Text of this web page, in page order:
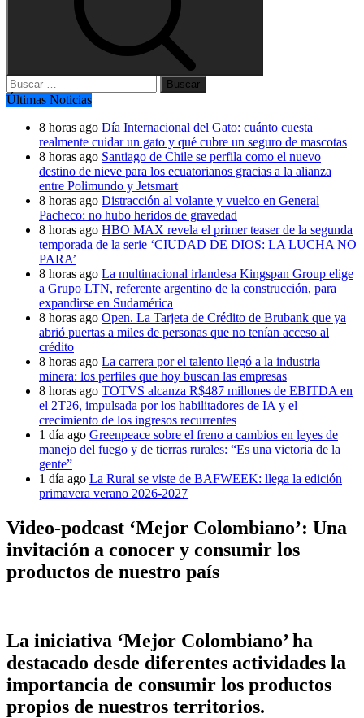
Buscar:
Últimas Noticias
8 horas ago Día Internacional del Gato: cuánto cuesta
realmente cuidar un gato y qué cubre un seguro de mascotas
8 horas ago Santiago de Chile se perfila como el nuevo
destino de nieve para los ecuatorianos gracias a la alianza
entre Polimundo y Jetsmart
8 horas ago Distracción al volante y vuelco en General
Pacheco: no hubo heridos de gravedad
8 horas ago HBO MAX revela el primer teaser de la segunda
temporada de la serie ‘CIUDAD DE DIOS: LA LUCHA NO
PARA’
8 horas ago La multinacional irlandesa Kingspan Group elige
a Grupo LTN, referente argentino de la construcción, para
expandirse en Sudamérica
8 horas ago Open. La Tarjeta de Crédito de Brubank que ya
abrió puertas a miles de personas que no tenían acceso al
crédito
8 horas ago La carrera por el talento llegó a la industria
minera: los perfiles que hoy buscan las empresas
8 horas ago TOTVS alcanza R$487 millones de EBITDA en
el 2T26, impulsada por los habilitadores de IA y el
crecimiento de los ingresos recurrentes
1 día ago Greenpeace sobre el freno a cambios en leyes de
manejo del fuego y de tierras rurales: “Es una victoria de la
gente”
1 día ago La Rural se viste de BAFWEEK: llega la edición
primavera verano 2026-2027
Video-podcast ‘Mejor Colombiano’: Una
invitación a conocer y consumir los
productos de nuestro país
La iniciativa ‘Mejor Colombiano’ ha
destacado desde diferentes actividades la
importancia de consumir los productos
propios de nuestros territorios.